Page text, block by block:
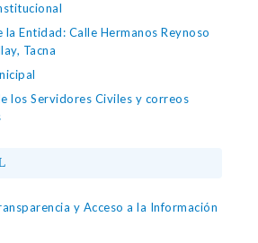
la Entidad: Calle Hermanos Reynoso
Tacna
los Servidores Civiles y correos
y Acceso a la Información